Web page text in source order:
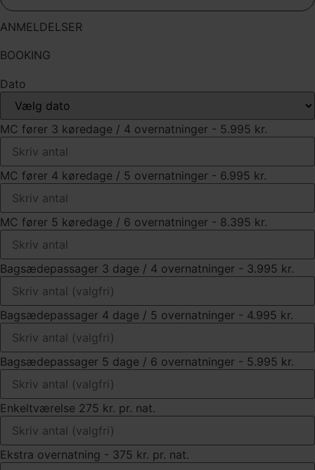
ANMELDELSER
BOOKING
Dato
MC fører 3 køredage / 4 overnatninger - 5.995 kr.
MC fører 4 køredage / 5 overnatninger - 6.995 kr.
MC fører 5 køredage / 6 overnatninger - 8.395 kr.
Bagsædepassager 3 dage / 4 overnatninger - 3.995 kr.
Bagsædepassager 4 dage / 5 overnatninger - 4.995 kr.
Bagsædepassager 5 dage / 6 overnatninger - 5.995 kr.
Enkeltværelse 275 kr. pr. nat.
Ekstra overnatning - 375 kr. pr. nat.